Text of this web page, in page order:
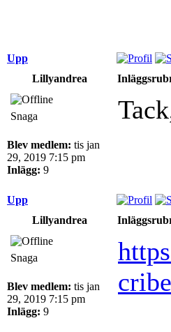
Upp
Lillyandrea
Snaga
Blev medlem: tis jan
29, 2019 7:15 pm
Inlägg: 9
Upp
Lillyandrea
Snaga
Blev medlem: tis jan
29, 2019 7:15 pm
Inlägg: 9